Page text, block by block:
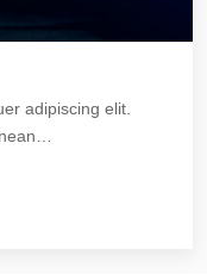
adipiscing elit.